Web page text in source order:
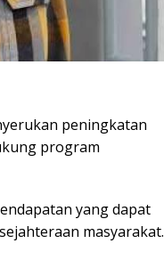
peningkatan
program
yang dapat
masyarakat.